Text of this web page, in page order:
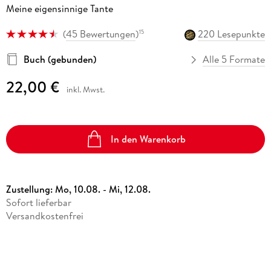
Meine eigensinnige Tante
(45 Bewertungen)15
220 Lesepunkte
Buch (gebunden)
Alle 5 Formate
22,00 € inkl. Mwst.
In den Warenkorb
Zustellung:Mo, 10.08. - Mi, 12.08.
Sofort lieferbar
Versandkostenfrei